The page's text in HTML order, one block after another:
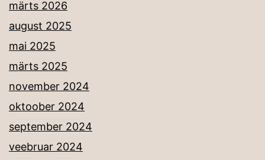
märts 2026
august 2025
mai 2025
märts 2025
november 2024
oktoober 2024
september 2024
veebruar 2024